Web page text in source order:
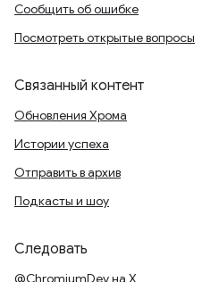
Сообщить об ошибке
Посмотреть открытые вопросы
Связанный контент
Обновления Хрома
Истории успеха
Отправить в архив
Подкасты и шоу
Следовать
@ChromiumDev на X